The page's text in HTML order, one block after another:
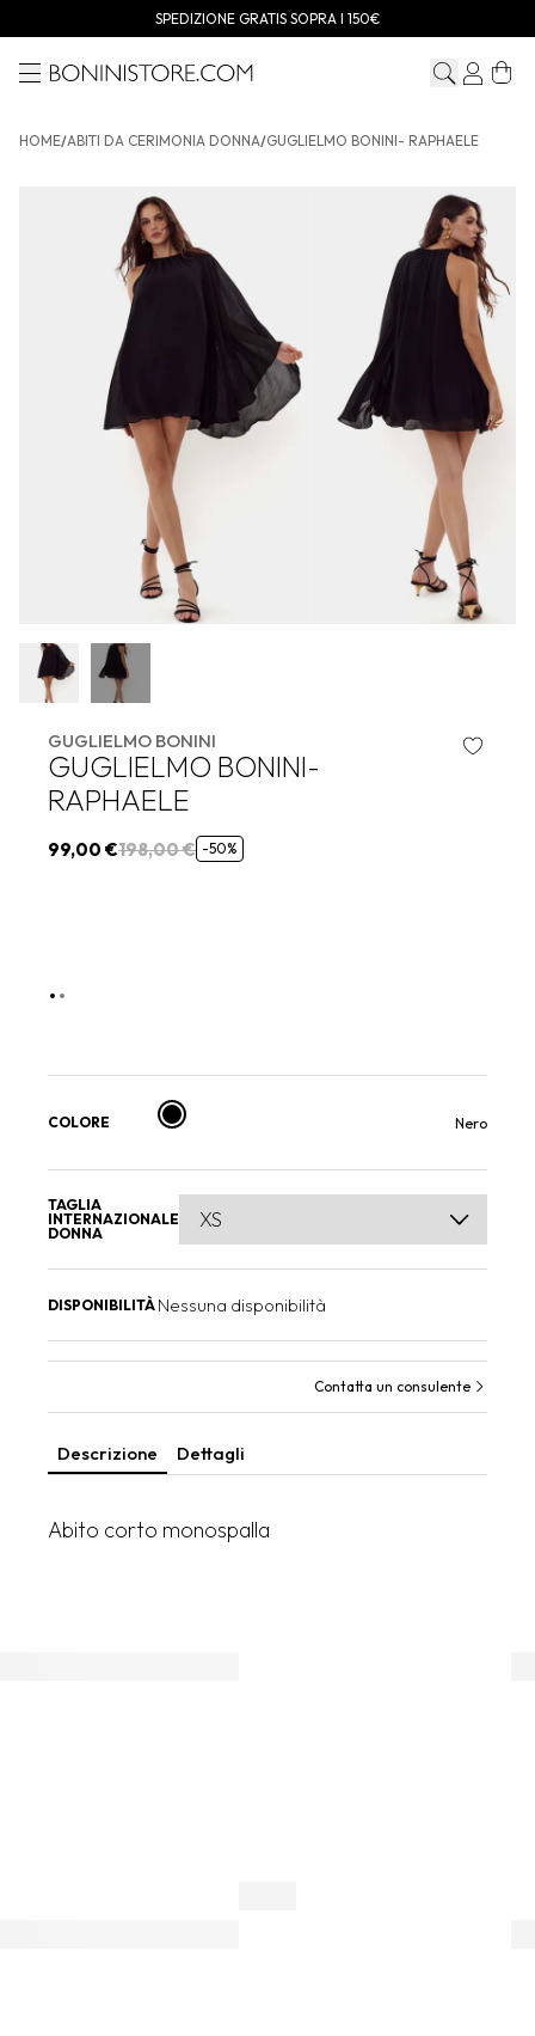
SPEDIZIONE GRATIS SOPRA I 150€
MenuBonini store
HOME/ABITI DA CERIMONIA DONNA/GUGLIELMO BONINI- RAPHAELE
GUGLIELMO BONINI- RAPHAELE
GUGLIELMO BONINI
GUGLIELMO BONINI-
RAPHAELE
99,00 €198,00 € -50%
COLORE Nero
TAGLIA
INTERNAZIONALE
DONNA
DISPONIBILITÀ Nessuna disponibilità
Contatta un consulente
Descrizione Dettagli
Abito corto monospalla